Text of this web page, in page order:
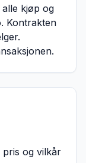
alle kjøp og
Kontrakten
pris og vilkår